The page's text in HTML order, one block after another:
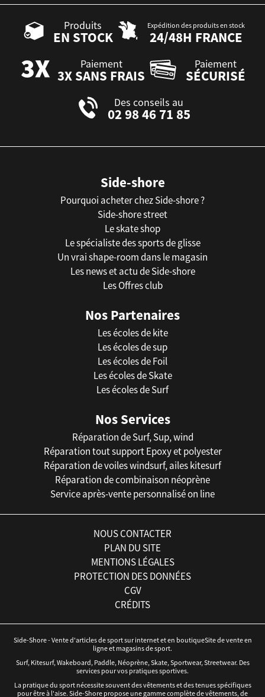
Produits
EN STOCK
Expédition des produits en stock
24/48H FRANCE
Paiement
3X SANS FRAIS
Paiement
SÉCURISÉ
Des conseils au
02 98 46 71 85
Side-shore
Pourquoi acheter chez Side-shore ?
Side-shore street
Le skate shop
Le spécialiste des sports de glisse
Un vrai shape-room dans le magasin
Les news et actu de Side-shore
Les Offres club
Nos Partenaires
Les écoles de kite
Les écoles de sup
Les écoles de Foil
Les écoles de Skate
Les écoles de Surf
Nos Services
Réparation de Surf, Sup, wind
Réparation tout support Epoxy et polyester
Réparation de voiles windsurf, ailes kitesurf
Réparation de combinaison néoprène
Service après-vente personnalisé on line
NOUS CONTACTER
PLAN DU SITE
MENTIONS LÉGALES
PROTECTION DES DONNÉES
CGV
CRÉDITS
Side-Shore - Vente d'articles de sport sur internet et en boutiqueSite de vente en
ligne et magasins de sport.
Surf, Kitesurf, Wakeboard, Paddle, Néoprène, Skate, Sportwear, Streetwear. Des
services pour vos pratiques sportives.
La pratique du sport nécessite souvent des vêtements et des tenues spécifiques
pour être à l'aise. Side-Shore propose une gamme complète de vêtements, de